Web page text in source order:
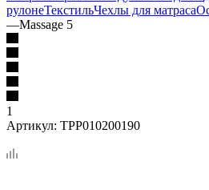
рулонеТекстильЧехлы для матраса
—Massage 5
1
Артикул: TPP010200190